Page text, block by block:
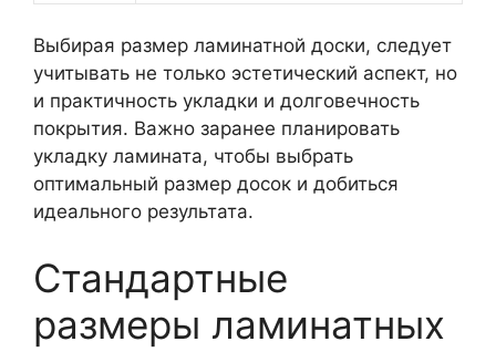
Выбирая размер ламинатной доски, следует
учитывать не только эстетический аспект, но
и практичность укладки и долговечность
покрытия. Важно заранее планировать
укладку ламината, чтобы выбрать
оптимальный размер досок и добиться
идеального результата.
Стандартные
размеры ламинатных